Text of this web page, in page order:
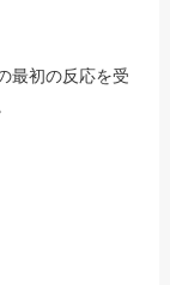
最初の反応を受